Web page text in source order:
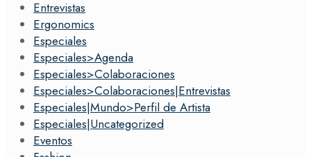
Entrevistas
Ergonomics
Especiales
Especiales>Agenda
Especiales>Colaboraciones
Especiales>Colaboraciones|Entrevistas
Especiales|Mundo>Perfil de Artista
Especiales|Uncategorized
Eventos